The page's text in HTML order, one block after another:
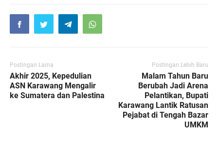
Postingan Lama
Akhir 2025, Kepedulian
ASN Karawang Mengalir
ke Sumatera dan Palestina
Postingan Lebih Baru
Malam Tahun Baru
Berubah Jadi Arena
Pelantikan, Bupati
Karawang Lantik Ratusan
Pejabat di Tengah Bazar
UMKM